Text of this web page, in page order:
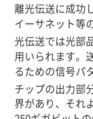
離光伝送に成功
イーサネット等
光伝送では光部
用いられます。
るための信号パ
チップの出力部
界があり、それ